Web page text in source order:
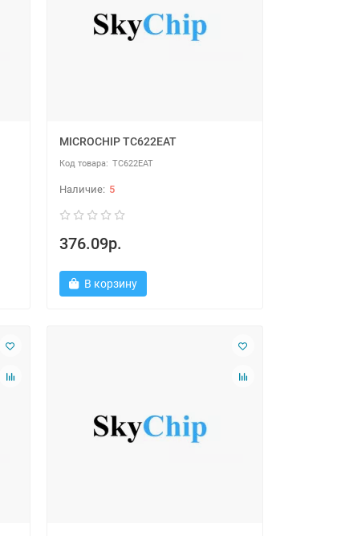
MICROCHIP TC622EAT
TC622EAT
5
376.09р.
В корзину